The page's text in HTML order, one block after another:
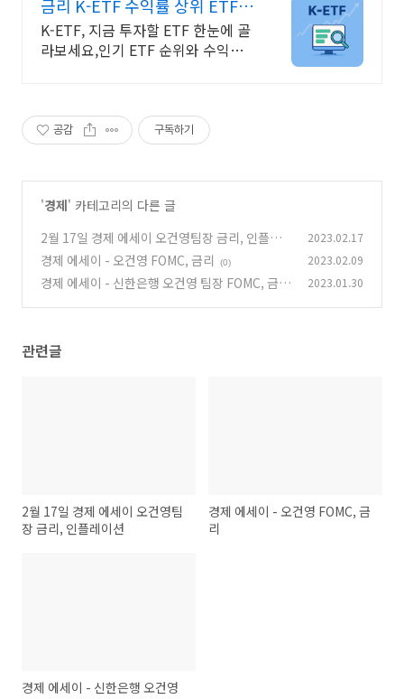
금리 K-ETF 수익률 상위 ETF
한눈에!
K-ETF, 지금 투자할 ETF 한눈에 골
라보세요,인기 ETF 순위와 수익률
공감 구독하기
'경제' 카테고리의 다른 글
2월 17일 경제 에세이 오건영팀장 금리, 인플레
이션
(0)
2023.02.17
경제 에세이 - 오건영 FOMC, 금리 (0) 2023.02.09
경제 에세이 - 신한은행 오건영 팀장 FOMC, 금
2023.01.30
관련글
2월 17일 경제 에세이 오건영팀
장 금리, 인플레이션
경제 에세이 - 오건영 FOMC, 금
리
경제 에세이 - 신한은행 오건영